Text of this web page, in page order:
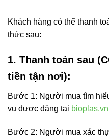
Khách hàng có thể thanh
thức sau:
1. Thanh toán sau
tiền tận nơi):
Bước 1: Người mua tìm
vụ được đăng tại bioplas.vn
Bước 2: Người mua xác